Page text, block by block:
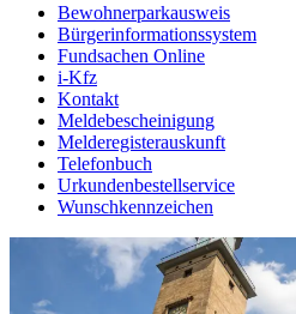
Bewohnerparkausweis
Bürgerinformationssystem
Fundsachen Online
i-Kfz
Kontakt
Meldebescheinigung
Melderegisterauskunft
Telefonbuch
Urkundenbestellservice
Wunschkennzeichen